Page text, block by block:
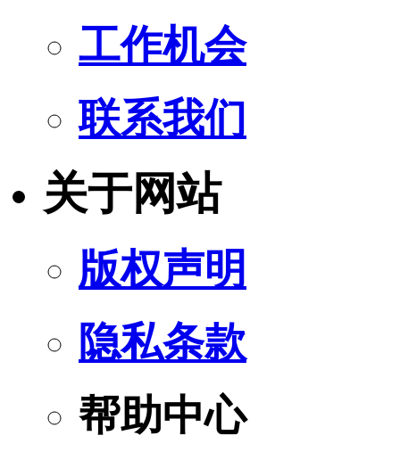
工作机会
联系我们
关于网站
版权声明
隐私条款
帮助中心